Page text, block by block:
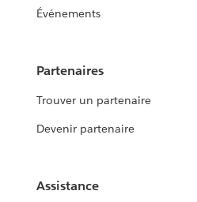
Événements
Partenaires
Trouver un partenaire
Devenir partenaire
Assistance